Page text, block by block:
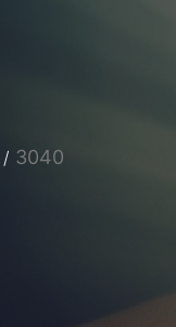
/ 3040